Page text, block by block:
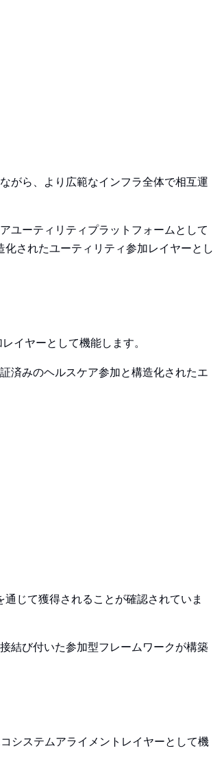
がら、より広範なインフラ全体で相互運
ユーティリティプラットフォームとして
されたユーティリティ参加レイヤーとし
イヤーとして機能します。
済みのヘルスケア参加と構造化されたエ
じて獲得されることが確認されていま
結び付いた参加型フレームワークが構築
システムアライメントレイヤーとして機